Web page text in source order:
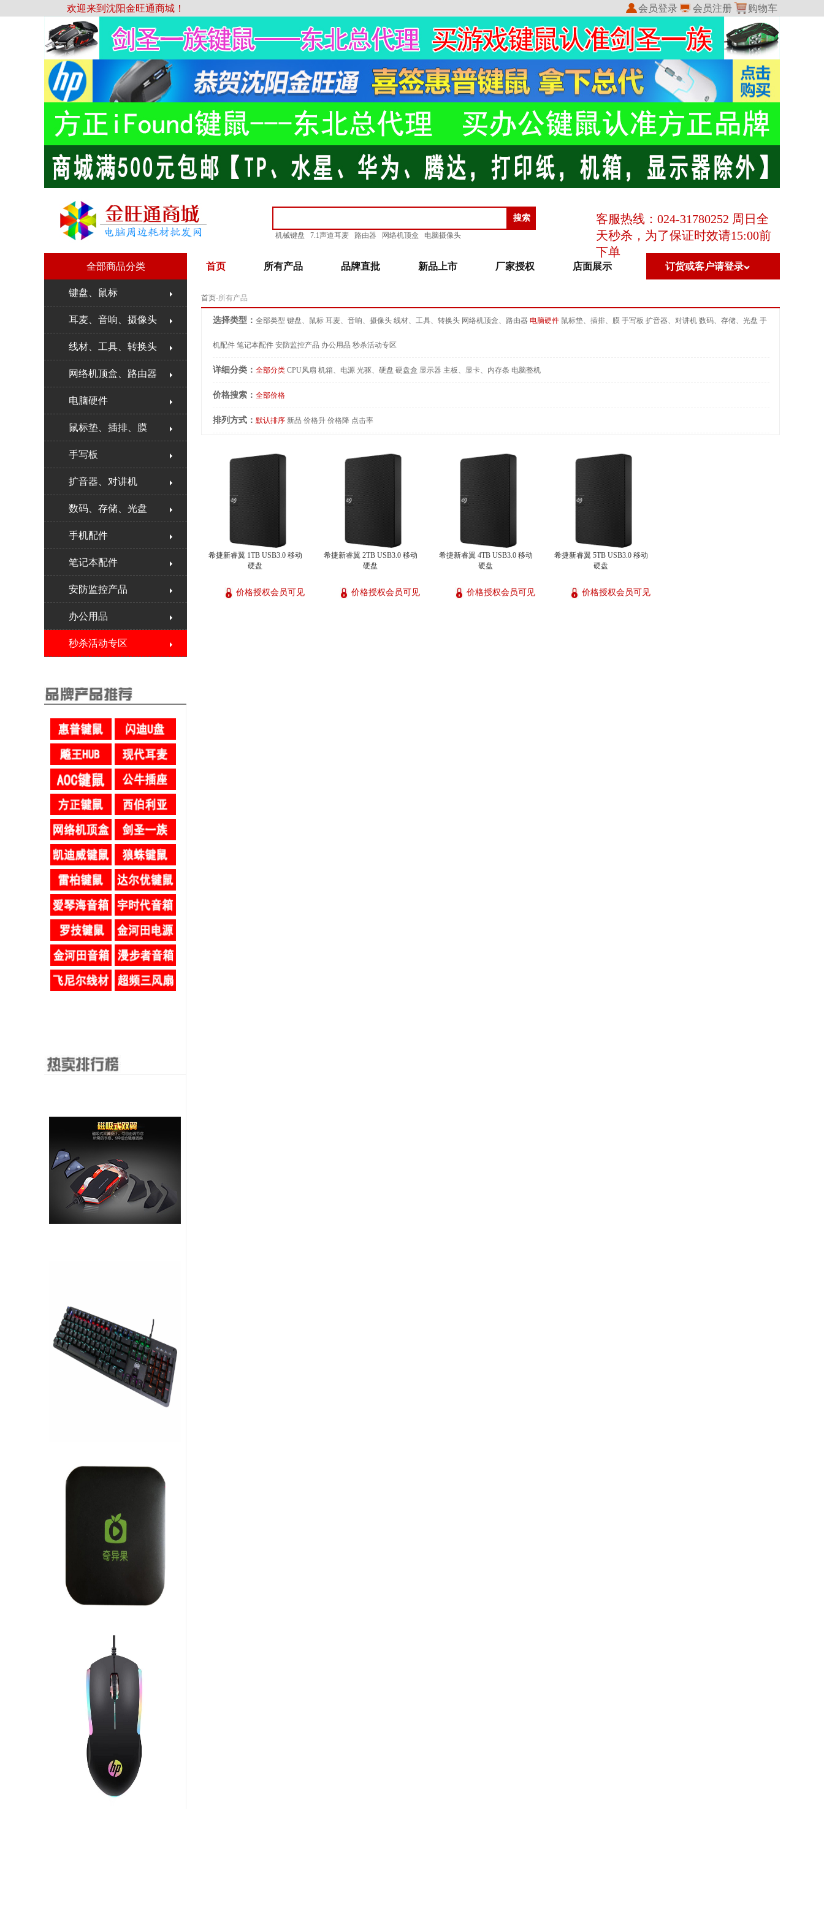
欢迎来到沈阳金旺通商城！ 会员登录 会员注册
购物车
我的收藏
我的订单
机械键盘 7.1声道耳麦 路由器 网络机顶盒 电脑摄像头
客服热线：024-31780252 周日全
天秒杀，为了保证时效请15:00前
下单
首页 所有产品 品牌直批 新品上市 厂家授权 店面展示 订货或客户请登录
全部商品分类
键盘、鼠标
耳麦、音响、摄像头
线材、工具、转换头
网络机顶盒、路由器
电脑硬件
鼠标垫、插排、膜
手写板
扩音器、对讲机
数码、存储、光盘
手机配件
笔记本配件
安防监控产品
办公用品
秒杀活动专区
首页-所有产品
选择类型： 全部类型 键盘、鼠标 耳麦、音响、摄像头 线材、工具、转换头 网络机顶盒、路由器 电脑硬件 鼠标垫、插排、膜 手写板 扩音器、对讲机 数码、存储、光盘 手
机配件 笔记本配件 安防监控产品 办公用品 秒杀活动专区
详细分类： 全部分类 CPU风扇 机箱、电源 光驱、硬盘 硬盘盒 显示器 主板、显卡、内存条 电脑整机
价格搜索： 全部价格
排列方式： 默认排序 新品 价格升 价格降 点击率
希捷新睿翼 1TB USB3.0 移动
硬盘
价格授权会员可见
希捷新睿翼 2TB USB3.0 移动
硬盘
价格授权会员可见
希捷新睿翼 4TB USB3.0 移动
硬盘
价格授权会员可见
希捷新睿翼 5TB USB3.0 移动
硬盘
价格授权会员可见